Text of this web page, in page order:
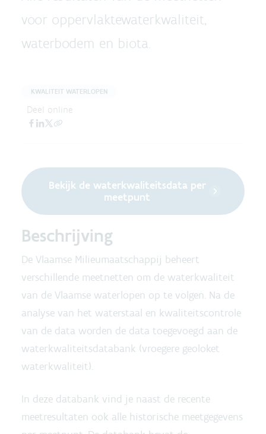
voor oppervlaktewaterkwaliteit,
waterbodem en biota.
KWALITEIT WATERLOPEN
Deel online
Bekijk de waterkwaliteitsdata per
meetpunt
Beschrijving
De Vlaamse Milieumaatschappij beheert
verschillende meetnetten om de waterkwaliteit
van de Vlaamse waterlopen op te volgen. Na de
analyse van het waterstaal en kwaliteitscontrole
van de data worden de data toegevoegd aan de
waterkwaliteitsdatabank (vroegere geoloket
waterkwaliteit).
In deze databank vind je naast de recente
meetresultaten ook alle historische meetgegevens